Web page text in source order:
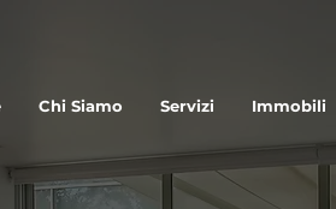
Chi Siamo Servizi Immobili